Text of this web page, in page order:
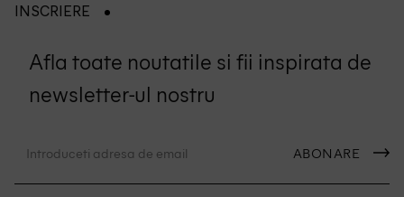
INSCRIERE
Afla toate noutatile si fii inspirata de
newsletter-ul nostru
ABONARE